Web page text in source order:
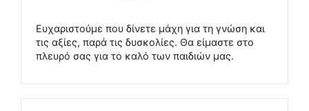
Ευχαριστούμε που δίνετε μάχη για τη γνώση και
τις αξίες, παρά τις δυσκολίες. Θα είμαστε στο
πλευρό σας για το καλό των παιδιών μας.